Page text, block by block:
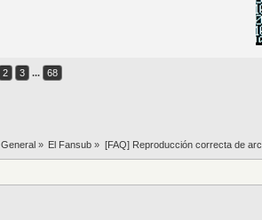
2 3 ... 68
General » El Fansub » [FAQ] Reproducción correcta de